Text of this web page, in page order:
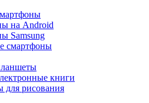
на Android
Samsung
смартфоны
книги
для рисования